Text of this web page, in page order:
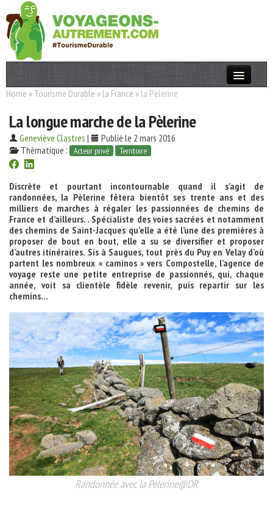
Actualités
T. Responsable
Destinations
Acteurs
Thèmes
OK
Home » Tourisme Durable » la France » la Pèlerine
La longue marche de la Pèlerine
Geneviève Clastres |
Publié le 2 mars 2016
Thèmatique :
Acteur privé Territoire
Discrète et pourtant incontournable quand il s’agit de
randonnées, la Pèlerine fêtera bientôt ses trente ans et des
milliers de marches à régaler les passionnées de chemins de
France et d’ailleurs. . Spécialiste des voies sacrées et notamment
des chemins de Saint-Jacques qu’elle a été l’une des premières à
proposer de bout en bout, elle a su se diversifier et proposer
d’autres itinéraires. Sis à Saugues, tout près du Puy en Velay d’où
partent les nombreux « caminos » vers Compostelle, l’agence de
voyage reste une petite entreprise de passionnés, qui, chaque
année, voit sa clientèle fidèle revenir, puis repartir sur les
chemins…
Randonnée avec la Pèlerine@DR